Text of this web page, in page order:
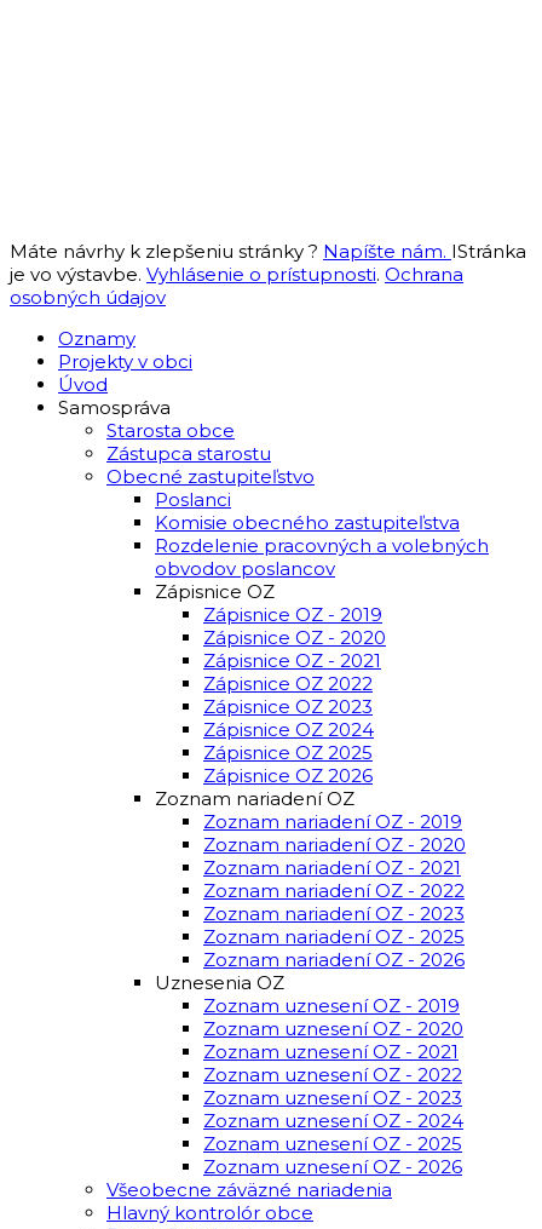
Máte návrhy k zlepšeniu stránky ? Napíšte nám. IStránka
je vo výstavbe. Vyhlásenie o prístupnosti. Ochrana
osobných údajov
Oznamy
Projekty v obci
Úvod
Samospráva
Starosta obce
Zástupca starostu
Obecné zastupiteľstvo
Poslanci
Komisie obecného zastupiteľstva
Rozdelenie pracovných a volebných
obvodov poslancov
Zápisnice OZ
Zápisnice OZ - 2019
Zápisnice OZ - 2020
Zápisnice OZ - 2021
Zápisnice OZ 2022
Zápisnice OZ 2023
Zápisnice OZ 2024
Zápisnice OZ 2025
Zápisnice OZ 2026
Zoznam nariadení OZ
Zoznam nariadení OZ - 2019
Zoznam nariadení OZ - 2020
Zoznam nariadení OZ - 2021
Zoznam nariadení OZ - 2022
Zoznam nariadení OZ - 2023
Zoznam nariadení OZ - 2025
Zoznam nariadení OZ - 2026
Uznesenia OZ
Zoznam uznesení OZ - 2019
Zoznam uznesení OZ - 2020
Zoznam uznesení OZ - 2021
Zoznam uznesení OZ - 2022
Zoznam uznesení OZ - 2023
Zoznam uznesení OZ - 2024
Zoznam uznesení OZ - 2025
Zoznam uznesení OZ - 2026
Všeobecne záväzné nariadenia
Hlavný kontrolór obce